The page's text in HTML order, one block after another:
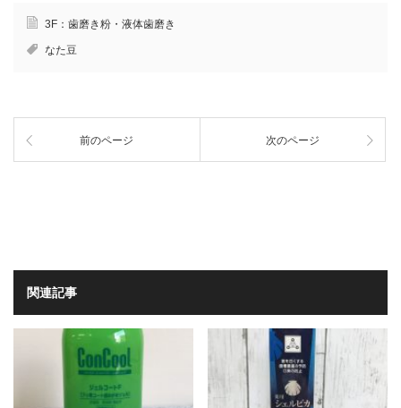
3F：歯磨き粉・液体歯磨き
なた豆
前のページ 次のページ
関連記事